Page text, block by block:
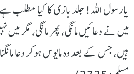
یارسول اللہ! جلد بازی کا کیا مطلب
میں نے دعائیں مانگی، پھر مانگی، مگر
ہیں، جس کے بعد وہ مایوس ہوکر دعا